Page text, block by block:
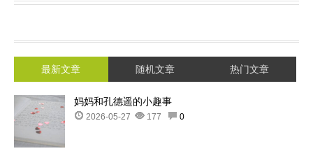
最新文章 随机文章 热门文章
妈妈和孔德遥的小趣事
2026-05-27 177 0